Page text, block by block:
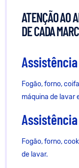
ATENÇÃO AO
DE CADA
Fogão, forno,
máquina de lavar
Fogão, forno,
de lavar.